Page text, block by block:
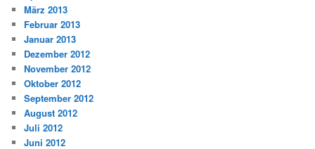
März 2013
Februar 2013
Januar 2013
Dezember 2012
November 2012
Oktober 2012
September 2012
August 2012
Juli 2012
Juni 2012